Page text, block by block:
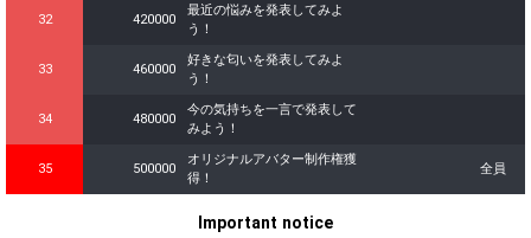
32 420000
最近の悩みを発表してみよ
う！
33 460000
好きな匂いを発表してみよ
う！
34 480000
今の気持ちを一言で発表して
みよう！
35 500000
オリジナルアバター制作権獲
得！
全員
Important notice